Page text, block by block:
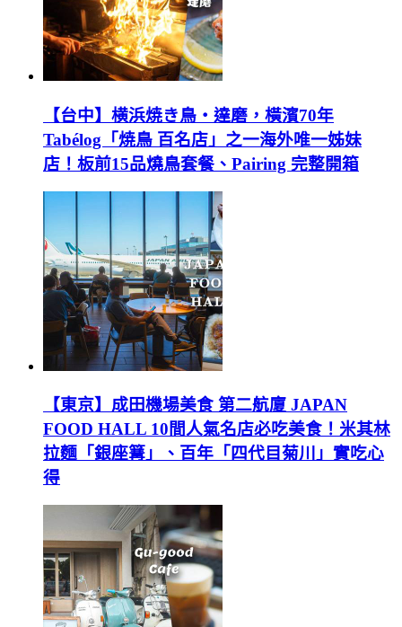
【台中】横浜焼き鳥‧達磨，橫濱70年
Tabélog「焼鳥 百名店」之一海外唯一姊妹
店！板前15品燒鳥套餐、Pairing 完整開箱
【東京】成田機場美食 第二航廈 JAPAN
FOOD HALL 10間人氣名店必吃美食！米其林
拉麵「銀座篝」、百年「四代目菊川」實吃心
得